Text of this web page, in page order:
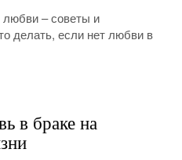
любви – советы и
делать, если нет любви в
в браке на